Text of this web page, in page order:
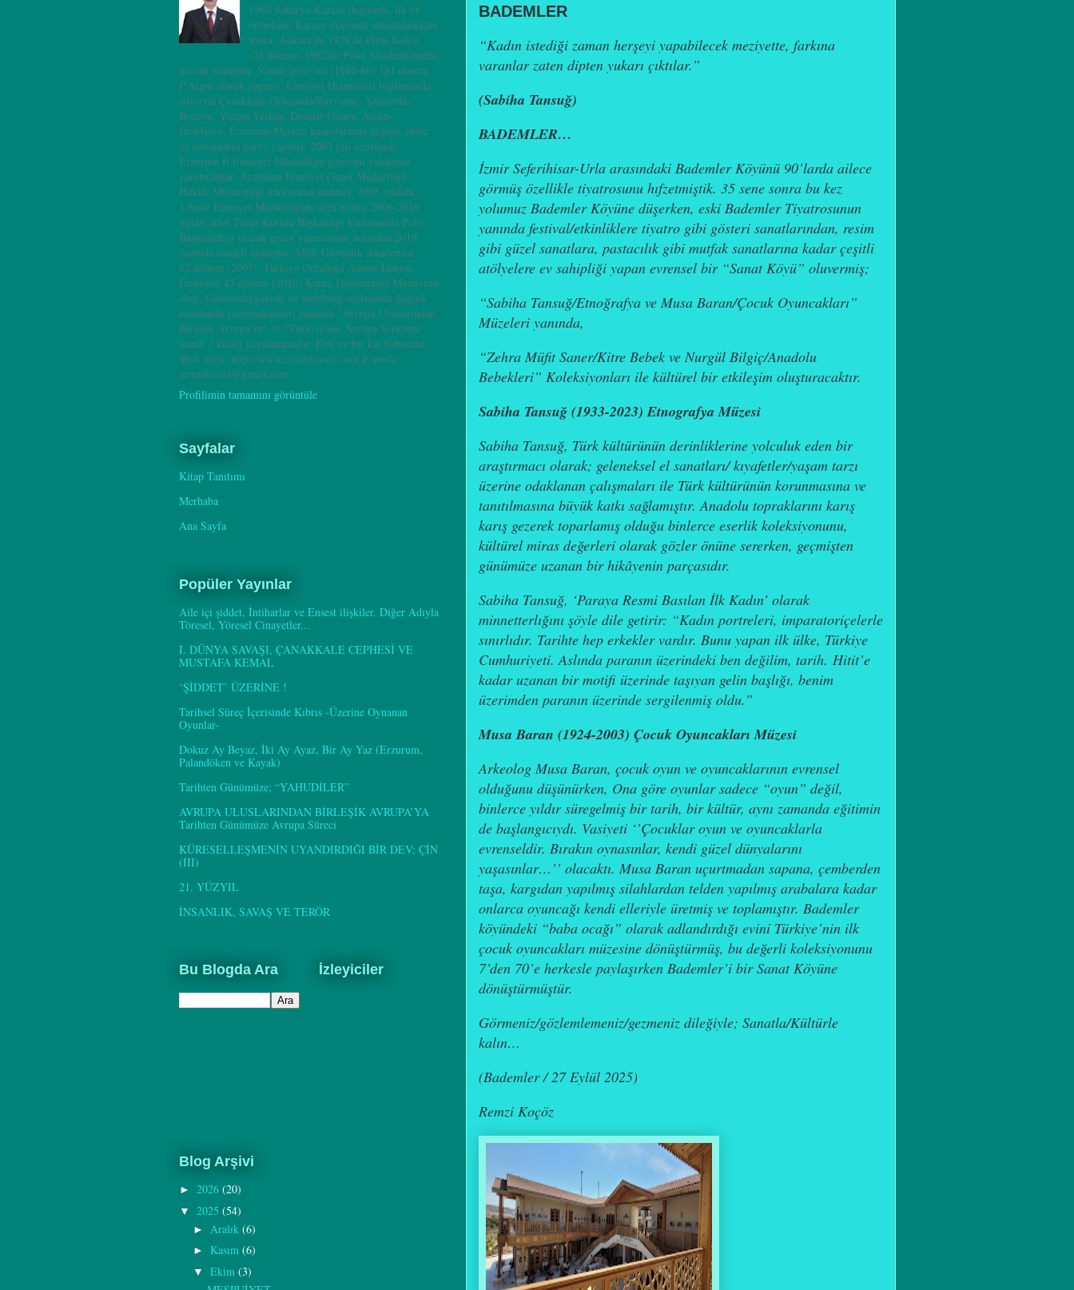
BADEMLER
“Kadın istediği zaman herşeyi yapabilecek meziyette, farkına
varanlar zaten dipten yukarı çıktılar.”
(Sabiha Tansuğ)
BADEMLER…
İzmir Seferihisar-Urla arasındaki Bademler Köyünü 90’larda ailece
görmüş özellikle tiyatrosunu hıfzetmiştik. 35 sene sonra bu kez
yolumuz Bademler Köyüne düşerken, eski Bademler Tiyatrosunun
yanında festival/etkinliklere tiyatro gibi gösteri sanatlarından, resim
gibi güzel sanatlara, pastacılık gibi mutfak sanatlarına kadar çeşitli
atölyelere ev sahipliği yapan evrensel bir “Sanat Köyü” oluvermiş;
“Sabiha Tansuğ/Etnoğrafya ve Musa Baran/Çocuk Oyuncakları”
Müzeleri yanında,
“Zehra Müfit Saner/Kitre Bebek ve Nurgül Bilgiç/Anadolu
Bebekleri” Koleksiyonları ile kültürel bir etkileşim oluşturacaktır.
Sabiha Tansuğ (1933-2023) Etnografya Müzesi
Sabiha Tansuğ, Türk kültürünün derinliklerine yolculuk eden bir
araştırmacı olarak; geleneksel el sanatları/ kıyafetler/yaşam tarzı
üzerine odaklanan çalışmaları ile Türk kültürünün korunmasına ve
tanıtılmasına büyük katkı sağlamıştır. Anadolu topraklarını karış
karış gezerek toparlamış olduğu binlerce eserlik koleksiyonunu,
kültürel miras değerleri olarak gözler önüne sererken, geçmişten
günümüze uzanan bir hikâyenin parçasıdır.
Sabiha Tansuğ, ‘Paraya Resmi Basılan İlk Kadın’ olarak
minnetterlığını şöyle dile getirir: “Kadın portreleri, imparatoriçelerle
sınırlıdır. Tarihte hep erkekler vardır. Bunu yapan ilk ülke, Türkiye
Cumhuriyeti. Aslında paranın üzerindeki ben değilim, tarih. Hitit’e
kadar uzanan bir motifi üzerinde taşıyan gelin başlığı, benim
üzerimden paranın üzerinde sergilenmiş oldu.”
Musa Baran (1924-2003) Çocuk Oyuncakları Müzesi
Arkeolog Musa Baran, çocuk oyun ve oyuncaklarının evrensel
olduğunu düşünürken, Ona göre oyunlar sadece “oyun” değil,
binlerce yıldır süregelmiş bir tarih, bir kültür, aynı zamanda eğitimin
de başlangıcıydı. Vasiyeti ‘’Çocuklar oyun ve oyuncaklarla
evrenseldir. Bırakın oynasınlar, kendi güzel dünyalarını
yaşasınlar…’’ olacaktı. Musa Baran uçurtmadan sapana, çemberden
taşa, kargıdan yapılmış silahlardan telden yapılmış arabalara kadar
onlarca oyuncağı kendi elleriyle üretmiş ve toplamıştır. Bademler
köyündeki “baba ocağı” olarak adlandırdığı evini Türkiye’nin ilk
çocuk oyuncakları müzesine dönüştürmüş, bu değerli koleksiyonunu
7’den 70’e herkesle paylaşırken Bademler’i bir Sanat Köyüne
dönüştürmüştür.
Görmeniz/gözlemlemeniz/gezmeniz dileğiyle; Sanatla/Kültürle
kalın…
(Bademler / 27 Eylül 2025)
Remzi Koçöz
1960 Sakarya-Karasu doğumlu, ilk ve
ortaokulu Karasu ilçesinde tamamladıktan
sonra, Ankara’da 1978'de Polis Koleji
(28.dönem),1982'de Polis Akademisinden
mezun olmuştur. Vatani görevini (1984-86) 181.dönem
P.Atgm olarak yapmış. Emniyet Hizmetleri bağlamında
sırasıyla Çanakkale-Gökçeada/Bayramiç, Şanlıurfa-
Bozova, Yozgat-Yerköy, Denizli-Güney, Aydın-
İncirliova, Erzurum-Merkez kadrolarında değişik rütbe
ve unvanlarla görev yapmış; 2003 yılı içerisinde
Erzurum İl Emniyet Müdürlüğü görevini vekâleten
yürütmüştür. Ardından Emniyet Genel Müdürlüğü-
Hukuk Müşavirliği kadrosuna atanmış, 2005 yılında
1.Sınıf Emniyet Müdürlüğüne terfi etmiş; 2006-2019
yılları arası Teftiş Kurulu Başkanlığı kadrosunda Polis
Başmüfettişi olarak görev yapmasının ardından 2019
yazında emekli olmuştur. Milli Güvenlik Akademisi
62.dönem (2007), Türkiye Ortadoğu Amme İdaresi
Enstitüsü 43.dönem (2010) Kamu Diplomasisi Müdavimi
olup; Gazete/dergilerde ve web/blog sayfasında değişik
konularda yazı/makaleleri yanında "Avrupa Uluslarından
Birleşik Avrupa'ya" ve "Türkiye'nin Avrupa Serüveni"
isimli 2 kitabı yayınlanmıştır. Evli ve bir kız babasıdır.
Web sitesi: http://www.remzikocoz.com E-posta:
remzikocoz@gmail.com
Profilimin tamamını görüntüle
Sayfalar
Kitap Tanıtımı
Merhaba
Ana Sayfa
Popüler Yayınlar
Aile içi şiddet, İntiharlar ve Ensest ilişkiler. Diğer Adıyla
Töresel, Yöresel Cinayetler...
I. DÜNYA SAVAŞI, ÇANAKKALE CEPHESİ VE
MUSTAFA KEMAL
‘ŞİDDET’ ÜZERİNE !
Tarihsel Süreç İçerisinde Kıbrıs -Üzerine Oynanan
Oyunlar-
Dokuz Ay Beyaz, İki Ay Ayaz, Bir Ay Yaz (Erzurum,
Palandöken ve Kayak)
Tarihten Günümüze; “YAHUDİLER”
AVRUPA ULUSLARINDAN BİRLEŞİK AVRUPA’YA
Tarihten Günümüze Avrupa Süreci
KÜRESELLEŞMENİN UYANDIRDIĞI BİR DEV; ÇİN
(III)
21. YÜZYIL
İNSANLIK, SAVAŞ VE TERÖR
Bu Blogda Ara İzleyiciler
Blog Arşivi
► 2026 (20)
▼ 2025 (54)
► Aralık (6)
► Kasım (6)
▼ Ekim (3)